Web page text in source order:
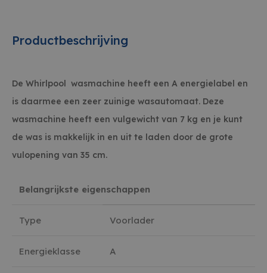
Productbeschrijving
De Whirlpool wasmachine heeft een A energielabel en
is daarmee een zeer zuinige wasautomaat. Deze
wasmachine heeft een vulgewicht van 7 kg en je kunt
de was is makkelijk in en uit te laden door de grote
vulopening van 35 cm.
Belangrijkste eigenschappen
Type Voorlader
Energieklasse A